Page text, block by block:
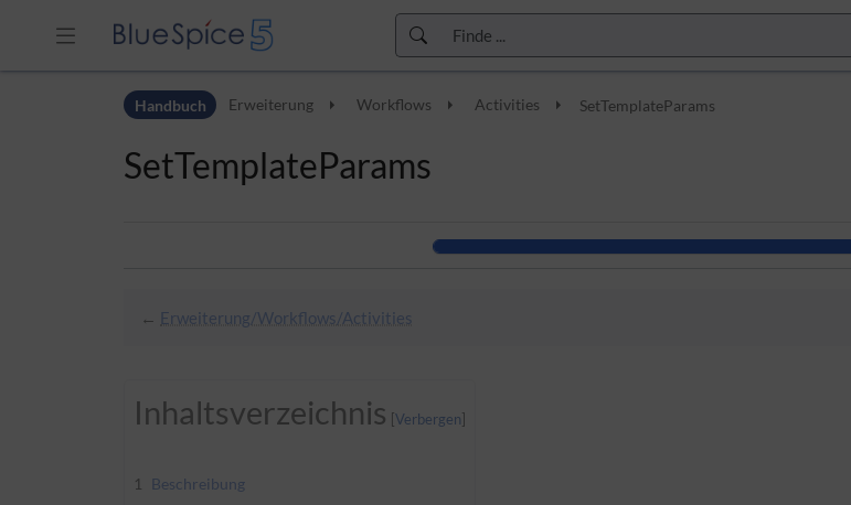
Zur Hauptnavigation
Zum Arbeitsbereich
Handbuch Erweiterung Workflows Activities SetTemplateParams
SetTemplateParams
← Erweiterung/Workflows/Activities
Inhaltsverzeichnis
1
Beschreibung